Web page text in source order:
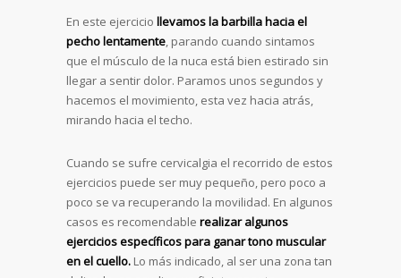
En este ejercicio llevamos la barbilla hacia el
pecho lentamente, parando cuando sintamos
que el músculo de la nuca está bien estirado sin
llegar a sentir dolor. Paramos unos segundos y
hacemos el movimiento, esta vez hacia atrás,
mirando hacia el techo.
Cuando se sufre cervicalgia el recorrido de estos
ejercicios puede ser muy pequeño, pero poco a
poco se va recuperando la movilidad. En algunos
casos es recomendable realizar algunos
ejercicios específicos para ganar tono muscular
en el cuello. Lo más indicado, al ser una zona tan